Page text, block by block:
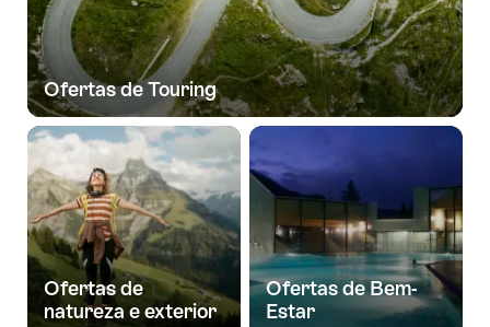
Ofertas de Touring
Ofertas de
natureza e exterior
Ofertas de Bem-
Estar